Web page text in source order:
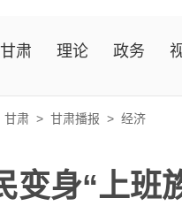
甘肃 理论 政务
甘肃 > 甘肃播报 > 经济
变身“上